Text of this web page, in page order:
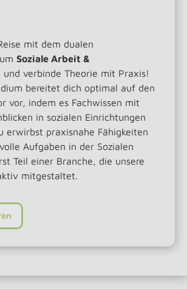
mit dem dualen
Soziale Arbeit &
und verbinde Theorie mit Praxis!
bereitet dich optimal auf den
vor, indem es Fachwissen mit
in sozialen Einrichtungen
erwirbst praxisnahe Fähigkeiten
Aufgaben in der Sozialen
Teil einer Branche, die unsere
mitgestaltet.